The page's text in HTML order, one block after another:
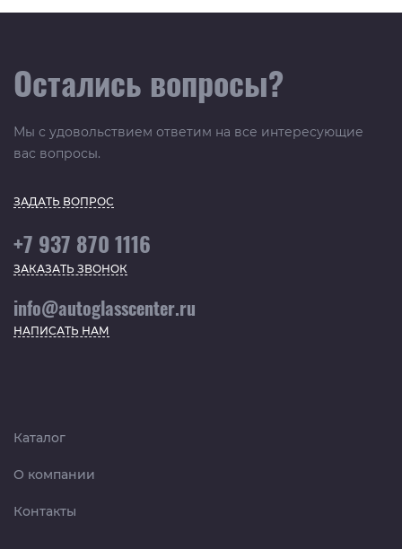
Остались вопросы?
Мы с удовольствием ответим на все интересующие
вас вопросы.
ЗАДАТЬ ВОПРОС
+7 937 870 1116
ЗАКАЗАТЬ ЗВОНОК
info@autoglasscenter.ru
НАПИСАТЬ НАМ
Каталог
О компании
Контакты